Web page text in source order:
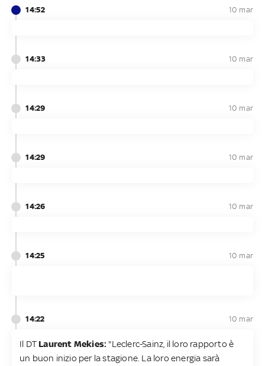
14:52 10 mar
14:33 10 mar
14:29 10 mar
14:29 10 mar
14:26 10 mar
14:25 10 mar
14:22 10 mar
Il DT Laurent Mekies: "Leclerc-Sainz, il loro rapporto è
un buon inizio per la stagione. La loro energia sarà